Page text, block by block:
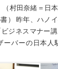
1回目のときは
ゆうちょ銀行の
ので作りまし
クレジットカ
（村田奈緒＝日
卒業生に
ジネスマナー
ーバーの日本人